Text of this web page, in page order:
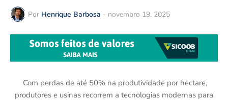
Por Henrique Barbosa - novembro 19, 2025
Com perdas de até 50% na produtividade por hectare,
produtores e usinas recorrem a tecnologias modernas para